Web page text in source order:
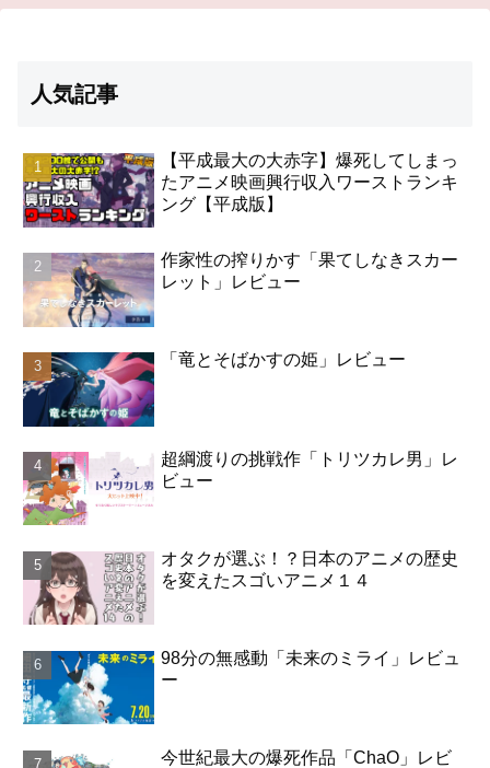
人気記事
【平成最大の大赤字】爆死してしまっ
たアニメ映画興行収入ワーストランキ
ング【平成版】
作家性の搾りかす「果てしなきスカー
レット」レビュー
「竜とそばかすの姫」レビュー
超綱渡りの挑戦作「トリツカレ男」レ
ビュー
オタクが選ぶ！？日本のアニメの歴史
を変えたスゴいアニメ１４
98分の無感動「未来のミライ」レビュ
ー
今世紀最大の爆死作品「ChaO」レビ